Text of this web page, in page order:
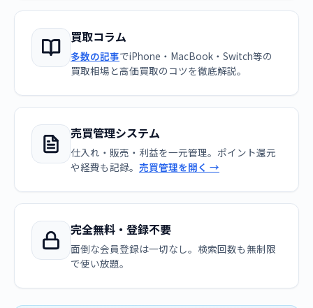
買取コラム
多数の記事でiPhone・MacBook・Switch等の
買取相場と高価買取のコツを徹底解説。
売買管理システム
仕入れ・販売・利益を一元管理。ポイント還元
や経費も記録。 売買管理を開く →
完全無料・登録不要
面倒な会員登録は一切なし。検索回数も無制限
で使い放題。